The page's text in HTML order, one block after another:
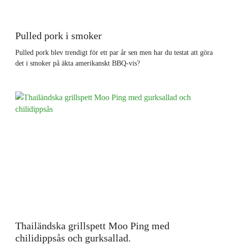
Pulled pork i smoker
Pulled pork blev trendigt för ett par år sen men har du testat att göra
det i smoker på äkta amerikanskt BBQ-vis?
Thailändska grillspett Moo Ping med
chilidippsås och gurksallad.